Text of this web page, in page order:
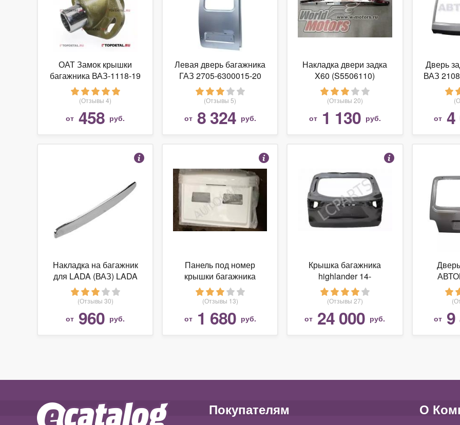
ОАТ Замок крышки
багажника ВАЗ-1118-19
в сборе нов. обр.
(ДААЗ)
(Отзывы 4)
от 458 руб.
Левая дверь багажника
ГАЗ 2705-6300015-20
для ГАЗ Газель
(Отзывы 5)
от 8 324 руб.
Накладка двери задка
X60 (S5506110)
(Отзывы 20)
от 1 130 руб.
Дверь
ВАЗ
от 4
Накладка на багажник
для LADA (ВАЗ) LADA
2105-6101015
(Отзывы 30)
от 960 руб.
Панель под номер
крышки багажника
серебро pajero iii 03-06
(Отзывы 13)
от 1 680 руб.
Крышка багажника
highlander 14-
(Отзывы 27)
от 24 000 руб. от
Покупателям О